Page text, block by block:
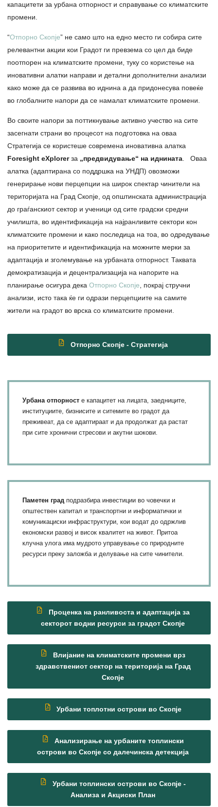
капацитети за урбана отпорност и справување со климатските
промени.
“Отпорно Скопје” не само што на едно место ги собира сите
релевантни акции кои Градот ги превзема со цел да биде
поотпорен на климатските промени, туку со користење на
иновативни алатки направи и детални дополнителни анализи
како може да се развива во иднина а да придонесува повеќе
во глобалните напори да се намалат климатските промени.
Во своите напори за поттикнување активно учество на сите
засегнати страни во процесот на подготовка на оваа
Стратегија се користеше современа иновативна алатка
Foresight eXplorerза „предвидување“ на иднината. Оваа
алатка (адаптирана со поддршка на УНДП) овозможи
генерирање нови перцепции на широк спектар чинители на
територијата на Град Скопје, од општинската администрација
до граѓанскиот сектор и ученици од сите градски средни
училишта, во идентификација на најранливите сектори кон
климатските промени и како последица на тоа, во одредување
на приоритетите и идентификација на можните мерки за
адаптација и зголемување на урбаната отпорност. Таквата
демократизација и децентрализација на напорите на
планирање осигура дека Отпорно Скопје, покрај стручни
анализи, исто така ќе ги одрази перцепциите на самите
жители на градот во врска со климатските промени.
Отпорно Скопје - Стратегија
Урбана отпорност е капацитет на лицата, заедниците,
институциите, бизнисите и ситемите во градот да
преживеат, да се адаптираат и да продолжат да растат
при сите хронични стресови и акутни шокови.
Паметен град подразбира инвестиции во човечки и
општествен капитал и транспортни и информатички и
комуникациски инфраструктури, кои водат до одржлив
економски развој и висок квалитет на живот. Притоа
клучна улога има мудрото управување со природните
ресурси преку заложба и делување на сите чинители.
Проценка на ранливоста и адаптација за
секторот водни ресурси за градот Скопје
Влијание на климатските промени врз
здравствениот сектор на територија на Град
Скопје
Урбани топлотни острови во Скопје
Анализирање на урбаните топлински
острови во Скопје со далечинска детекција
Урбани топлински острови во Скопје -
Анализа и Акциски План